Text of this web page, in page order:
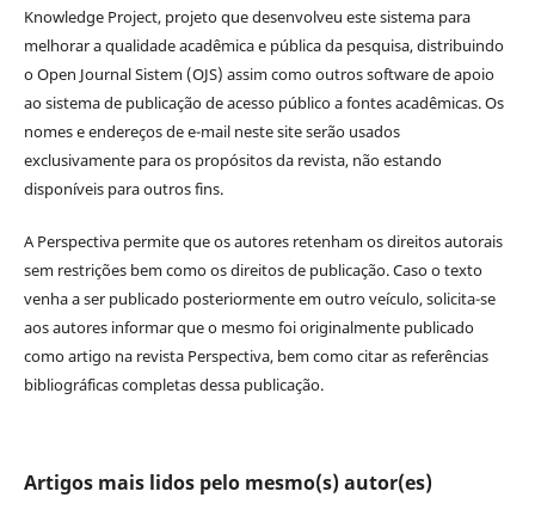
Knowledge Project, projeto que desenvolveu este sistema para
melhorar a qualidade acadêmica e pública da pesquisa, distribuindo
o Open Journal Sistem (OJS) assim como outros software de apoio
ao sistema de publicação de acesso público a fontes acadêmicas. Os
nomes e endereços de e-mail neste site serão usados
exclusivamente para os propósitos da revista, não estando
disponíveis para outros fins.
A Perspectiva permite que os autores retenham os direitos autorais
sem restrições bem como os direitos de publicação. Caso o texto
venha a ser publicado posteriormente em outro veículo, solicita-se
aos autores informar que o mesmo foi originalmente publicado
como artigo na revista Perspectiva, bem como citar as referências
bibliográficas completas dessa publicação.
Artigos mais lidos pelo mesmo(s) autor(es)